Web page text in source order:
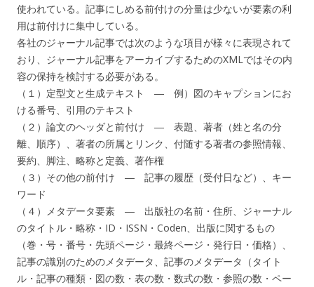
使われている。記事にしめる前付けの分量は少ないが要素の利
用は前付けに集中している。
各社のジャーナル記事では次のような項目が様々に表現されて
おり、ジャーナル記事をアーカイブするためのXMLではその内
容の保持を検討する必要がある。
（１）定型文と生成テキスト ― 例）図のキャプションにお
ける番号、引用のテキスト
（２）論文のヘッダと前付け ― 表題、著者（姓と名の分
離、順序）、著者の所属とリンク、付随する著者の参照情報、
要約、脚注、略称と定義、著作権
（３）その他の前付け ― 記事の履歴（受付日など）、キー
ワード
（４）メタデータ要素 ― 出版社の名前・住所、ジャーナル
のタイトル・略称・ID・ISSN・Coden、出版に関するもの
（巻・号・番号・先頭ページ・最終ページ・発行日・価格）、
記事の識別のためのメタデータ、記事のメタデータ（タイト
ル・記事の種類・図の数・表の数・数式の数・参照の数・ペー